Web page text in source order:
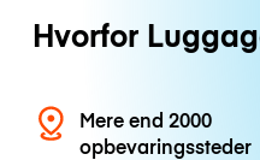
Hvorfor
Mere end 2000
opbevaringssteder